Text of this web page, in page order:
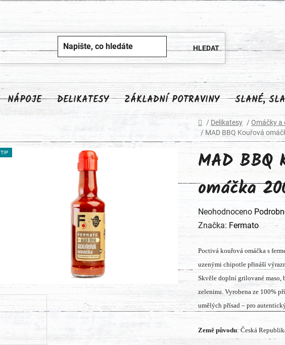
NÁPOJE DELIKATESY ZÁKLADNÍ POTRAVINY SLANÉ,
Domů
/ Delikatesy / Omáčky a
/ MAD BBQ Kouřová
MAD BBQ
omáčka
Průměrné
hodnocení
je
0,0
z
5
hvězdiček.
Neohodnoceno
Značka: Fermato
Poctivá kouřová omáčka s
uzenými chipotle přináší
Skvěle doplní grilované maso,
zeleninu. Vyrobena ze 100%
umělých přísad – pro
Země původu: Česká
TIP